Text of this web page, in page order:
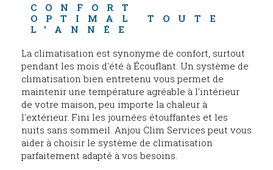
CONFORT
OPTIMAL TOUTE
L'ANNÉE
La climatisation est synonyme de confort, surtout
pendant les mois d'été à Écouflant. Un système de
climatisation bien entretenu vous permet de
maintenir une température agréable à l'intérieur
de votre maison, peu importe la chaleur à
l'extérieur. Fini les journées étouffantes et les
nuits sans sommeil. Anjou Clim Services peut vous
aider à choisir le système de climatisation
parfaitement adapté à vos besoins.